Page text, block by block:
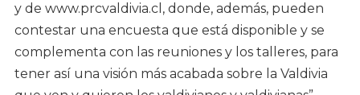
y de www.prcvaldivia.cl, donde, además, pueden
contestar una encuesta que está disponible y se
complementa con las reuniones y los talleres, para
tener así una visión más acabada sobre la Valdivia